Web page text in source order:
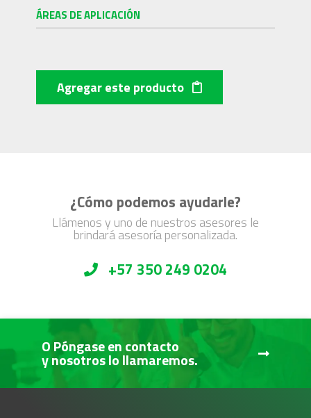
ÁREAS DE APLICACIÓN
Agregar este producto
¿Cómo podemos ayudarle?
Llámenos y uno de nuestros asesores le
brindará asesoría personalizada.
+57 350 249 0204
O Póngase en contacto
y nosotros lo llamaremos.